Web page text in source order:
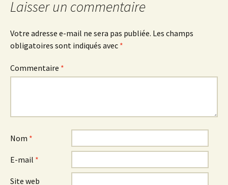
Laisser un commentaire
Votre adresse e-mail ne sera pas publiée. Les champs
obligatoires sont indiqués avec *
Commentaire *
Nom *
E-mail *
Site web